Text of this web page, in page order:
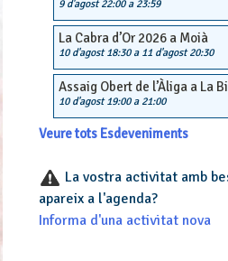
9 d'agost 22:00a 23:59
La Cabra d’Or 2026 a Moià
10 d'agost 18:30a 11 d'agost 20:30
Assaig Obert de l’Àliga a La
10 d'agost 19:00a 21:00
Veure tots Esdeveniments
La vostra activitat amb
apareix a l'agenda?
Informa d'una activitat nova